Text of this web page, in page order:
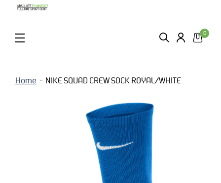
ZOEKEN LOGIN
0
Home NIKE SQUAD CREW SOCK ROYAL/WHITE